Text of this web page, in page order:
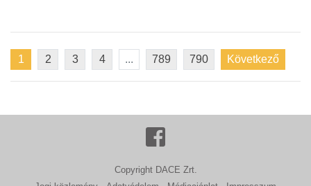
1 2 3 4 ... 789 790 Következő
Copyright DACE Zrt.